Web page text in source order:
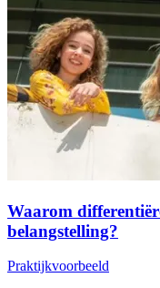
Waarom
belangstelling?
Praktijkvoorbeeld